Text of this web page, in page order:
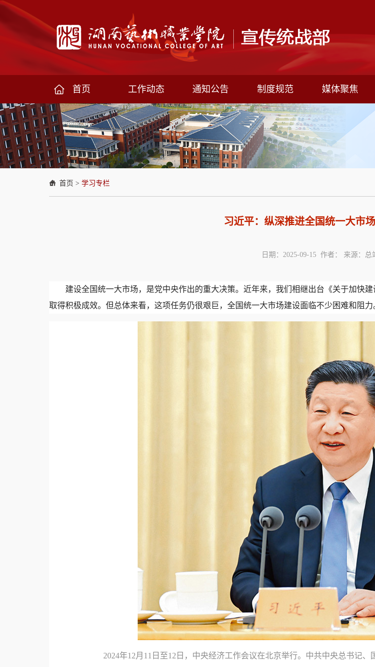
首页 工作动态 通知公告 制度规范 媒体聚焦
首页 > 学习专栏
习近平：纵深推进全国统一大市
日期：2025-09-15 作者： 来源：总
建设全国统一大市场，是党中央作出的重大决策。近年来，我们相继出台《关于加快
取得积极成效。但总体来看，这项任务仍很艰巨，全国统一大市场建设面临不少困难和阻力
2024年12月11日至12日，中央经济工作会议在北京举行。中共中央总书记